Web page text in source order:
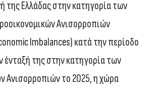
της Ελλάδας στην κατηγορία των
Ανισορροπιών
Imbalances) κατά την περίοδο
ένταξή της στην κατηγορία των
Ανισορροπιών το 2025, η χώρα